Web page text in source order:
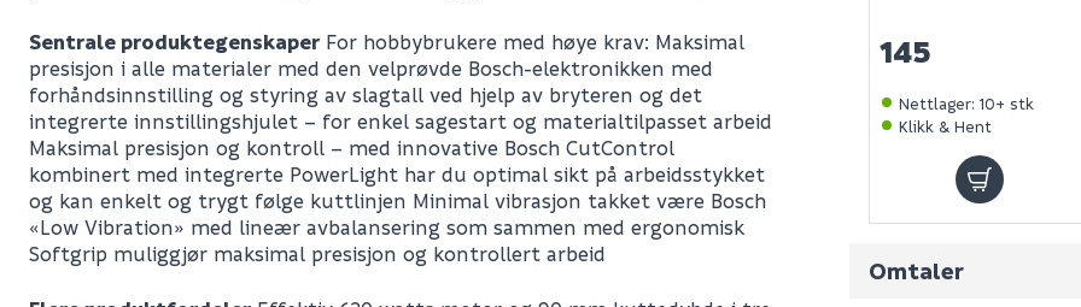
Sentrale produktegenskaper For hobbybrukere med høye krav: Maksimal
presisjon i alle materialer med den velprøvde Bosch-elektronikken med
forhåndsinnstilling og styring av slagtall ved hjelp av bryteren og det
integrerte innstillingshjulet – for enkel sagestart og materialtilpasset arbeid
Maksimal presisjon og kontroll – med innovative Bosch CutControl
kombinert med integrerte PowerLight har du optimal sikt på arbeidsstykket
og kan enkelt og trygt følge kuttlinjen Minimal vibrasjon takket være Bosch
«Low Vibration» med lineær avbalansering som sammen med ergonomisk
Softgrip muliggjør maksimal presisjon og kontrollert arbeid
145
Nettlager: 10+ stk
Klikk & Hent
Omtaler